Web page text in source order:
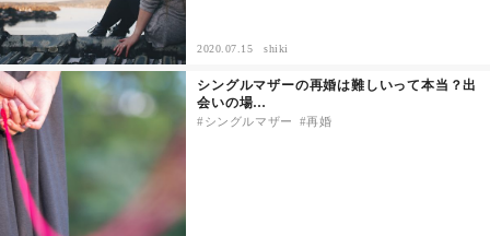
不倫・だめ男
感動
心の処方箋
カルチャー・トレンド・芸能
2020.07.15 shiki
シングルマザーの再婚は難しいって本当？出
会いの場…
シングルマザー 再婚